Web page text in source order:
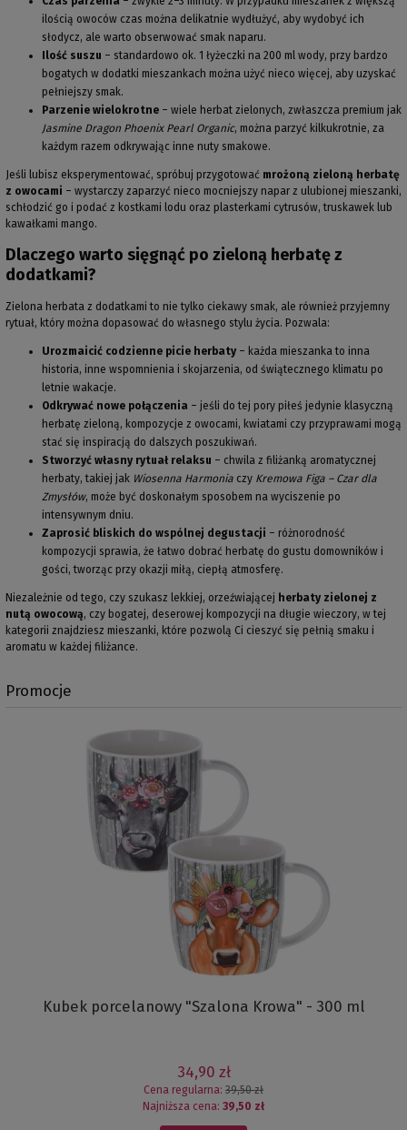
ilością owoców czas można delikatnie wydłużyć, aby wydobyć ich
słodycz, ale warto obserwować smak naparu.
Ilość suszu – standardowo ok. 1 łyżeczki na 200 ml wody, przy bardzo
bogatych w dodatki mieszankach można użyć nieco więcej, aby uzyskać
pełniejszy smak.
Parzenie wielokrotne – wiele herbat zielonych, zwłaszcza premium jak
Jasmine Dragon Phoenix Pearl Organic, można parzyć kilkukrotnie, za
każdym razem odkrywając inne nuty smakowe.
Jeśli lubisz eksperymentować, spróbuj przygotować mrożoną zieloną herbatę
z owocami – wystarczy zaparzyć nieco mocniejszy napar z ulubionej mieszanki,
schłodzić go i podać z kostkami lodu oraz plasterkami cytrusów, truskawek lub
kawałkami mango.
Dlaczego warto sięgnąć po zieloną herbatę z
dodatkami?
Zielona herbata z dodatkami to nie tylko ciekawy smak, ale również przyjemny
rytuał, który można dopasować do własnego stylu życia. Pozwala:
Urozmaicić codzienne picie herbaty – każda mieszanka to inna
historia, inne wspomnienia i skojarzenia, od świątecznego klimatu po
letnie wakacje.
Odkrywać nowe połączenia – jeśli do tej pory piłeś jedynie klasyczną
herbatę zieloną, kompozycje z owocami, kwiatami czy przyprawami mogą
stać się inspiracją do dalszych poszukiwań.
Stworzyć własny rytuał relaksu – chwila z filiżanką aromatycznej
herbaty, takiej jak Wiosenna Harmonia czy Kremowa Figa – Czar dla
Zmysłów, może być doskonałym sposobem na wyciszenie po
intensywnym dniu.
Zaprosić bliskich do wspólnej degustacji – różnorodność
kompozycji sprawia, że łatwo dobrać herbatę do gustu domowników i
gości, tworząc przy okazji miłą, ciepłą atmosferę.
Niezależnie od tego, czy szukasz lekkiej, orzeźwiającej herbaty zielonej z
nutą owocową, czy bogatej, deserowej kompozycji na długie wieczory, w tej
kategorii znajdziesz mieszanki, które pozwolą Ci cieszyć się pełnią smaku i
aromatu w każdej filiżance.
Promocje
Kubek porcelanowy "Szalona Krowa" - 300 ml
34,90 zł
Cena regularna: 39,50 zł
Najniższa cena: 39,50 zł